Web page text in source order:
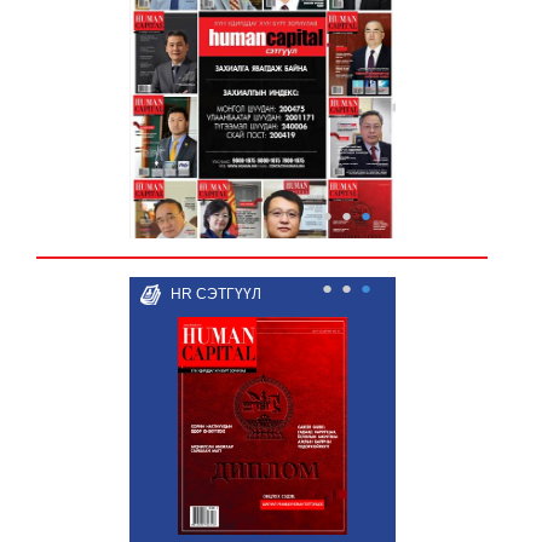
● ● ●
HR СЭТГҮҮЛ ● ● ●